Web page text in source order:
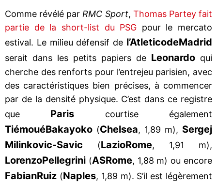
Comme révélé par RMC Sport, Thomas Partey fait
partie de la short-list du PSG pour le mercato
estival. Le milieu défensif de l’AtleticodeMadrid
serait dans les petits papiers de Leonardo qui
cherche des renforts pour l’entrejeu parisien, avec
des caractéristiques bien précises, à commencer
par de la densité physique. C’est dans ce registre
que Paris courtise également
TiémouéBakayoko (Chelsea, 1,89 m), Sergej
Milinkovic-Savic (LazioRome, 1,91 m),
LorenzoPellegrini (ASRome, 1,88 m) ou encore
FabianRuiz (Naples, 1,89 m). S’il est légèrement